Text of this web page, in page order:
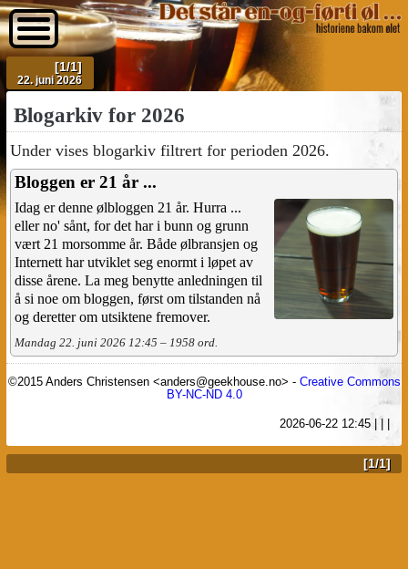
[1/1]
22. juni 2026
Blogarkiv for 2026
Under vises blogarkiv filtrert for perioden 2026.
Bloggen er 21 år ...
Idag er denne ølbloggen 21 år. Hurra ...
eller no' sånt, for det har i bunn og grunn
vært 21 morsomme år. Både ølbransjen og
Internett har utviklet seg enormt i løpet av
disse årene. La meg benytte anledningen til
å si noe om bloggen, først om tilstanden nå
og deretter om utsiktene fremover.
Mandag 22. juni 2026 12:45 – 1958 ord.
©2015 Anders Christensen <anders@geekhouse.no> - Creative Commons
BY-NC-ND 4.0
2026-06-22 12:45
[1/1]